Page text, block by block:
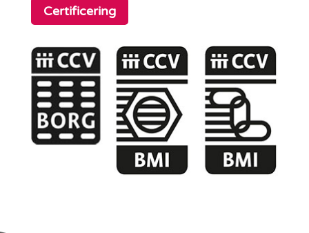
Certificering